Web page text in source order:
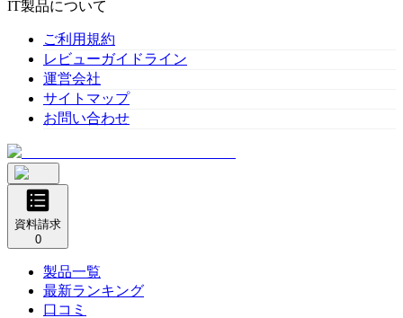
IT製品について
ご利用規約
レビューガイドライン
運営会社
サイトマップ
お問い合わせ
資料請求
0
製品一覧
最新ランキング
口コミ